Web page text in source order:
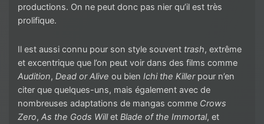
productions. On ne peut donc pas nier qu’il est très
prolifique.
Il est aussi connu pour son style souvent trash, extrême
et excentrique que l’on peut voir dans des films comme
Audition, Dead or Alive ou bien Ichi the Killerpour n’en
citer que quelques-uns, mais également avec de
nombreuses adaptations de mangas comme Crows
Zero, As the Gods Willet Blade of the Immortal, et